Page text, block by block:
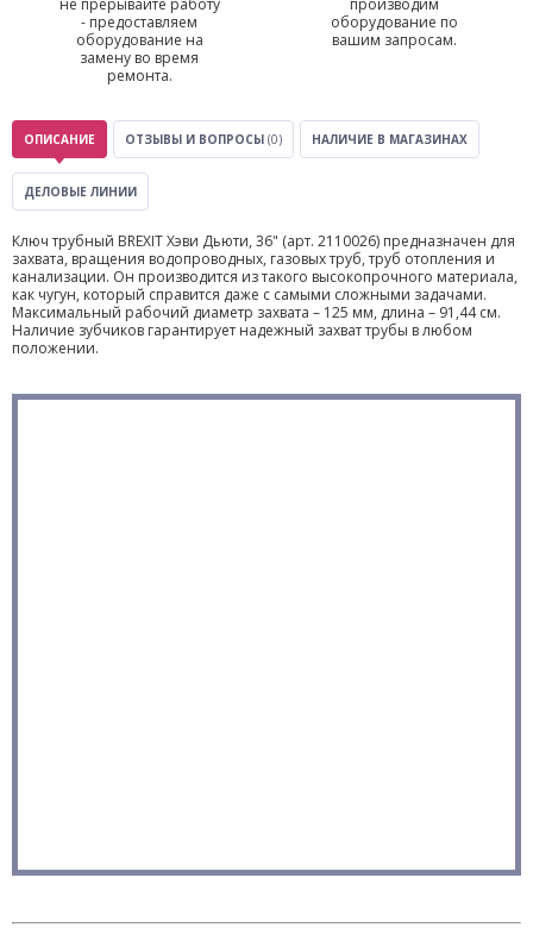
не прерывайте работу
- предоставляем
оборудование на
замену во время
ремонта.
производим
оборудование по
вашим запросам.
ОПИСАНИЕ ОТЗЫВЫ И ВОПРОСЫ (0) НАЛИЧИЕ В МАГАЗИНАХ
ДЕЛОВЫЕ ЛИНИИ
Ключ трубный BREXIT Хэви Дьюти, 36" (арт. 2110026) предназначен для
захвата, вращения водопроводных, газовых труб, труб отопления и
канализации. Он производится из такого высокопрочного материала,
как чугун, который справится даже с самыми сложными задачами.
Максимальный рабочий диаметр захвата – 125 мм, длина – 91,44 см.
Наличие зубчиков гарантирует надежный захват трубы в любом
положении.